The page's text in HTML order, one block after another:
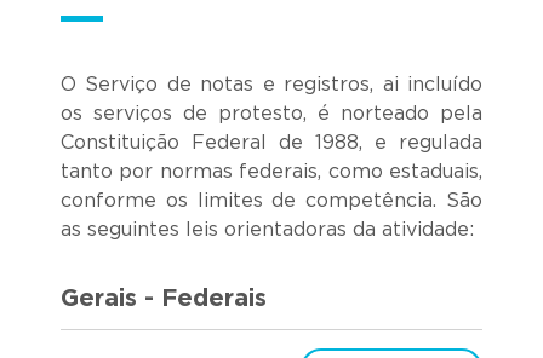
O Serviço de notas e registros, ai incluído
os serviços de protesto, é norteado pela
Constituição Federal de 1988, e regulada
tanto por normas federais, como estaduais,
conforme os limites de competência. São
as seguintes leis orientadoras da atividade:
Gerais - Federais